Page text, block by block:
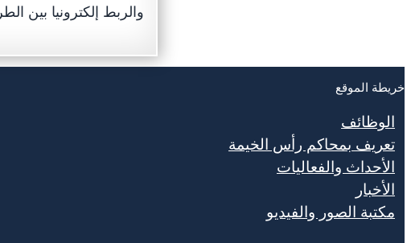
والربط إلكترونيا بين
خريطة الموقع
الوظائف
تعريف بمحاكم رأس الخيمة
الأحداث والفعاليات
الأخبار
مكتبة الصور والفيديو